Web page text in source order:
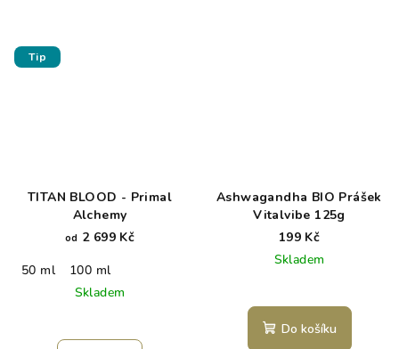
Tip
TITAN BLOOD - Primal
Alchemy
od 2 699 Kč
50 ml
100 ml
Skladem
Ashwagandha BIO Prášek
Vitalvibe 125g
199 Kč
Skladem
Do košíku